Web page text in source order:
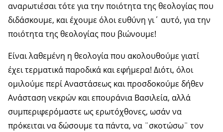
αναρωτιέσαι τότε για την ποιότητα της θεολογίας που
διδάσκουμε, και έχουμε όλοι ευθύνη γι΄ αυτό, για την
ποιότητα της θεολογίας που βιώνουμε!
Είναι λαθεμένη η θεολογία που ακολουθούμε γιατί
έχει τερματικά παροδικά και εφήμερα! Διότι, όλοι
ομιλούμε περί Αναστάσεως και προσδοκούμε δήθεν
Ανάσταση νεκρών και επουράνια Βασιλεία, αλλά
συμπεριφερόμαστε ως ερωτόχθονες, ωσάν να
πρόκειται να δώσουμε τα πάντα, να ¨σκοτώσω¨ τον